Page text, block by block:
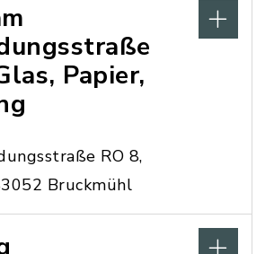
Papier,
RO 8,
Bruckmühl